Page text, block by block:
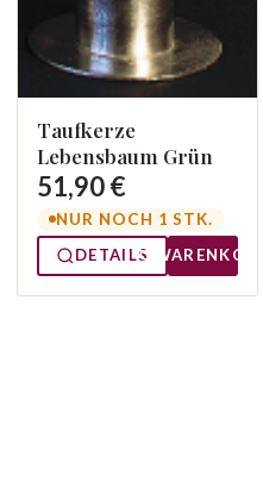
Taufkerze
Lebensbaum Grün
51,90 €
NUR NOCH 1 STK.
DETAILS
WARENKORB